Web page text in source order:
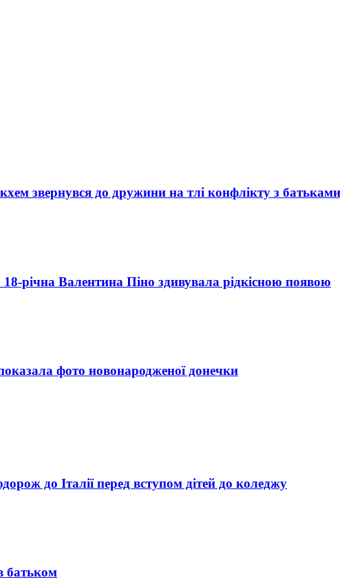
звернувся до дружини на тлі конфлікту з батьками
річна Валентина Піно здивувала рідкісною появою
фото новонародженої донечки
до Італії перед вступом дітей до коледжу
батьком